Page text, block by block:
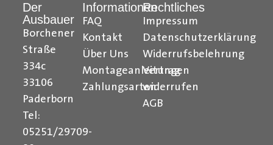
Der
Ausbauer
Borchener
Straße
334c
33106
Paderborn
Tel:
05251/29709-
Informationen
FAQ
Kontakt
Über Uns
Montageanleitungen
Zahlungsarten
Rechtliches
Impressum
Datenschutzerklärung
Widerrufsbelehrung
Vertrag
widerrufen
AGB